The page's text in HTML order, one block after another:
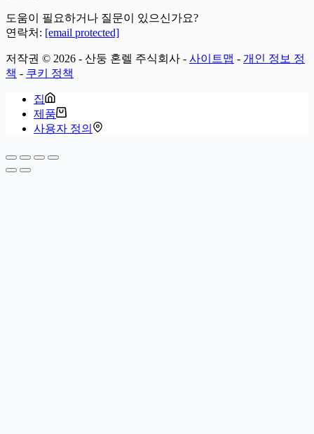
도움이 필요하거나 질문이 있으신가요?
연락처: [email protected]
저작권 © 2026 - 산둥 혼렐 주식회사 - 사이트맵 - 개인 정보 정
책 - 쿠키 정책
집
제품
사용자 정의